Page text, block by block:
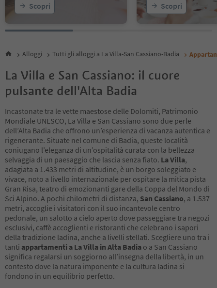
Scopri Scopri
Alloggi Tutti gli alloggi a La Villa-San Cassiano-Badia
La Villa e San Cassiano: il cuore
pulsante dell'Alta Badia
Incastonate tra le vette maestose delle Dolomiti, Patrimonio
Mondiale UNESCO, La Villa e San Cassiano sono due perle
dell’Alta Badia che offrono un’esperienza di vacanza autentica e
rigenerante. Situate nel comune di Badia, queste località
coniugano l’eleganza di un’ospitalità curata con la bellezza
selvaggia di un paesaggio che lascia senza fiato. La Villa,
adagiata a 1.433 metri di altitudine, è un borgo soleggiato e
vivace, noto a livello internazionale per ospitare la mitica pista
Gran Risa, teatro di emozionanti gare della Coppa del Mondo di
Sci Alpino. A pochi chilometri di distanza, San Cassiano, a 1.537
metri, accoglie i visitatori con il suo incantevole centro
pedonale, un salotto a cielo aperto dove passeggiare tra negozi
esclusivi, caffè accoglienti e ristoranti che celebrano i sapori
della tradizione ladina, anche a livelli stellati. Scegliere uno tra i
tanti appartamenti a La Villa in Alta Badia o a San Cassiano
significa regalarsi un soggiorno all’insegna della libertà, in un
contesto dove la natura imponente e la cultura ladina si
fondono in un equilibrio perfetto.